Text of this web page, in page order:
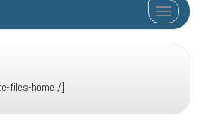
Afficher/
files-home /]